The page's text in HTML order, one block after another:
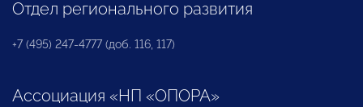
Отдел регионального развития
+7 (495) 247-4777 (доб. 116, 117)
Ассоциация «НП «ОПОРА»